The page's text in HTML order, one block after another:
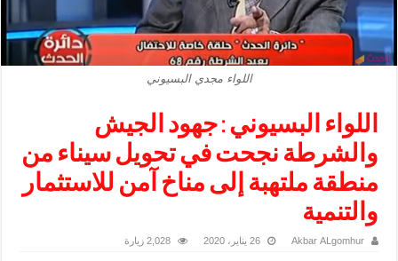
اللواء مجدي البسيوني
اللواء البسيوني : جهود الجيش
والشرطة نجحت في تحويل سيناء من
منطقة ملتهبة إلى مناخ آمن للاستثمار
والتنمية
Akbar ALgomhur 26 يناير، 2020 2,028 زيارة